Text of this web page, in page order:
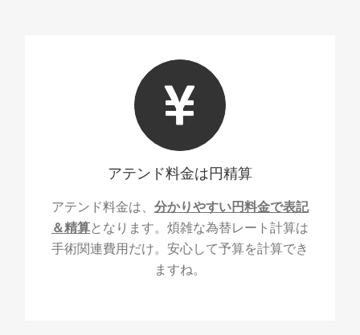
アテンド料金は円精算
アテンド料金は、 分かりやすい円料金で表記
＆精算となります。煩雑な為替レート計算は
手術関連費用だけ。安心して予算を計算でき
ますね。